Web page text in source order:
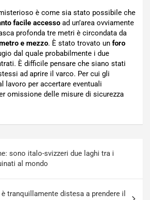
è come sia stato possibile che
facile accesso ad un’area ovviamente
profonda tre metri è circondata da
e mezzo. È stato trovato un foro
dal quale probabilmente i due
È difficile pensare che siano stati
ad aprire il varco. Per cui gli
lavoro per accertare eventuali
omissione delle misure di sicurezza
sono italo-svizzeri due laghi tra i
al mondo
tranquillamente distesa a prendere il